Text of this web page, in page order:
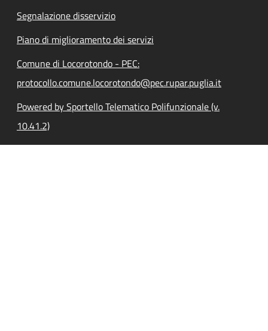
Segnalazione disservizio
Piano di miglioramento dei servizi
Comune di Locorotondo - PEC:
protocollo.comune.locorotondo@pec.rupar.puglia.it
Powered by Sportello Telematico Polifunzionale (v.
10.41.2)